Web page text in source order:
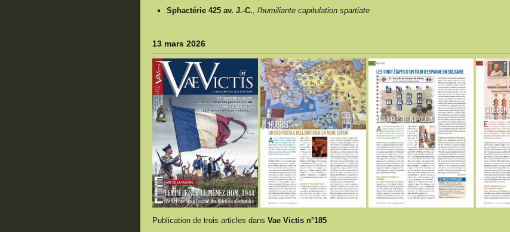
Sphactérie 425 av. J.-C. l'humiliante capitulation spartiate
13 mars 2026
Publication de trois articles dans Vae Victis n°185